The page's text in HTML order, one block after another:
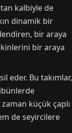
kalbiyle de
dinamik bir
bir araya
bir araya
eder. Bu takımlar,
küçük çaplı
de seyircilere